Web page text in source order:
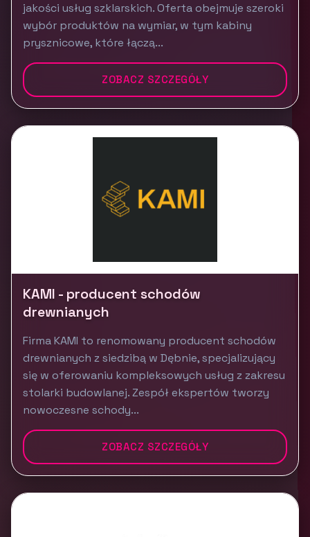
jakości usług szklarskich. Oferta obejmuje szeroki
wybór produktów na wymiar, w tym kabiny
prysznicowe, które łączą...
ZOBACZ SZCZEGÓŁY
KAMI - producent schodów
drewnianych
Firma KAMI to renomowany producent schodów
drewnianych z siedzibą w Dębnie, specjalizujący
się w oferowaniu kompleksowych usług z zakresu
stolarki budowlanej. Zespół ekspertów tworzy
nowoczesne schody...
ZOBACZ SZCZEGÓŁY